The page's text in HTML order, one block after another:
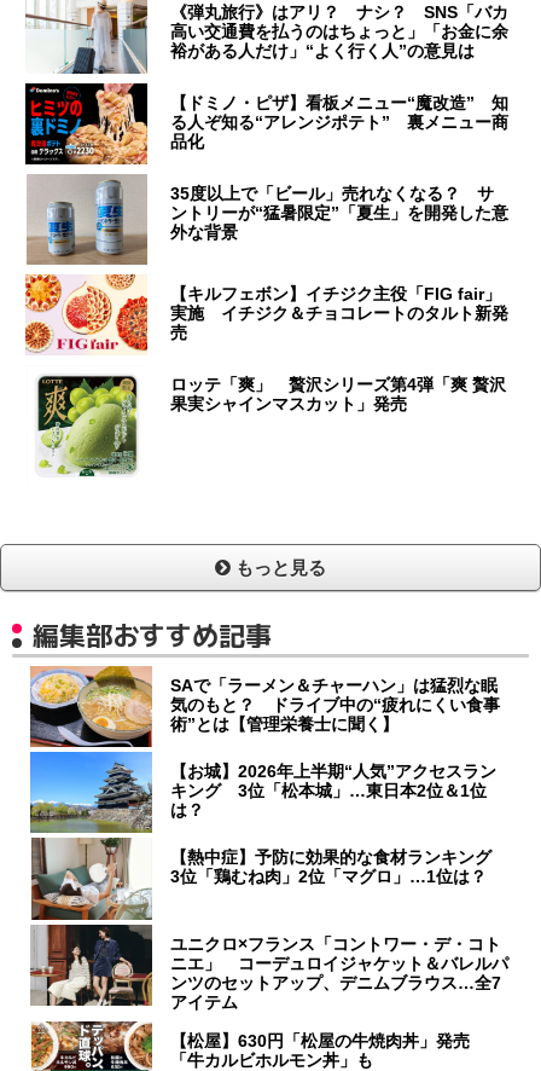
《弾丸旅行》はアリ？ ナシ？ SNS「バカ
高い交通費を払うのはちょっと」「お金に余
裕がある人だけ」“よく行く人”の意見は
【ドミノ・ピザ】看板メニュー“魔改造” 知
る人ぞ知る“アレンジポテト” 裏メニュー商
品化
35度以上で「ビール」売れなくなる？ サ
ントリーが“猛暑限定”「夏生」を開発した意
外な背景
【キルフェボン】イチジク主役「FIG fair」
実施 イチジク＆チョコレートのタルト新発
売
ロッテ「爽」 贅沢シリーズ第4弾「爽 贅沢
果実シャインマスカット」発売
もっと見る
編集部おすすめ記事
SAで「ラーメン＆チャーハン」は猛烈な眠
気のもと？ ドライブ中の“疲れにくい食事
術”とは【管理栄養士に聞く】
【お城】2026年上半期“人気”アクセスラン
キング 3位「松本城」…東日本2位＆1位
は？
【熱中症】予防に効果的な食材ランキング
3位「鶏むね肉」2位「マグロ」…1位は？
ユニクロ×フランス「コントワー・デ・コト
ニエ」 コーデュロイジャケット＆バレルパ
ンツのセットアップ、デニムブラウス…全7
アイテム
【松屋】630円「松屋の牛焼肉丼」発売
「牛カルビホルモン丼」も